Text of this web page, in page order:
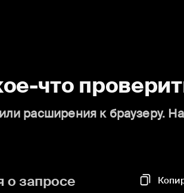
что
расширения к браузеру.
запросе